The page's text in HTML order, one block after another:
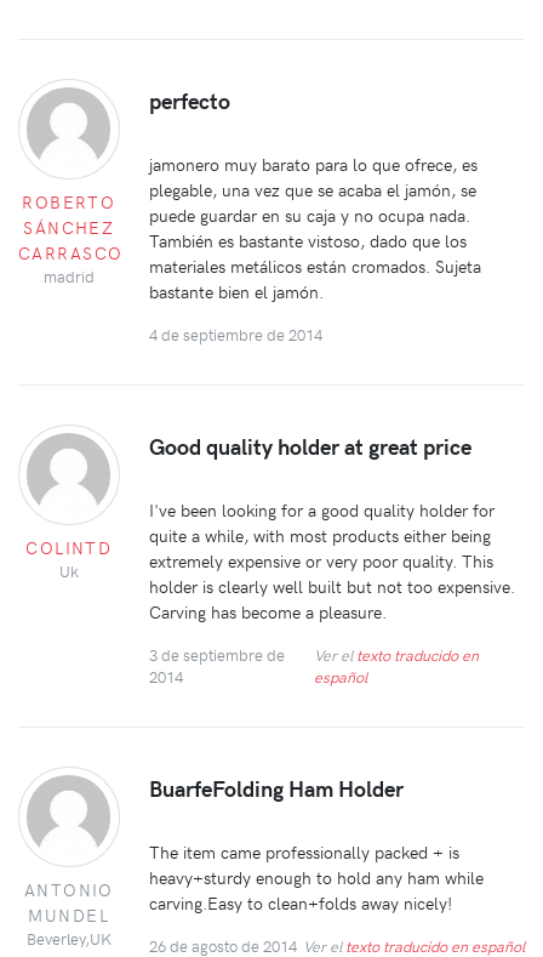
ROBERTO
SÁNCHEZ
CARRASCO
madrid
perfecto
jamonero muy barato para lo que ofrece, es
plegable, una vez que se acaba el jamón, se
puede guardar en su caja y no ocupa nada.
También es bastante vistoso, dado que los
materiales metálicos están cromados. Sujeta
bastante bien el jamón.
4 de septiembre de 2014
COLINTD
Uk
Good quality holder at great price
I've been looking for a good quality holder for
quite a while, with most products either being
extremely expensive or very poor quality. This
holder is clearly well built but not too expensive.
Carving has become a pleasure.
3 de septiembre de
2014
Ver eltexto traducido en
español
ANTONIO
MUNDEL
Beverley,UK
BuarfeFolding Ham Holder
The item came professionally packed + is
heavy+sturdy enough to hold any ham while
carving.Easy to clean+folds away nicely!
26 de agosto de 2014 Ver eltexto traducido en español